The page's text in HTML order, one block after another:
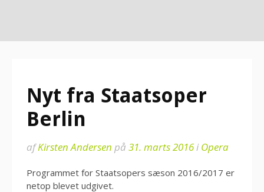
Nyt fra Staatsoper
Berlin
afKirsten Andersen på 31. marts 2016iOpera
Programmet for Staatsopers sæson 2016/2017 er
netop blevet udgivet.